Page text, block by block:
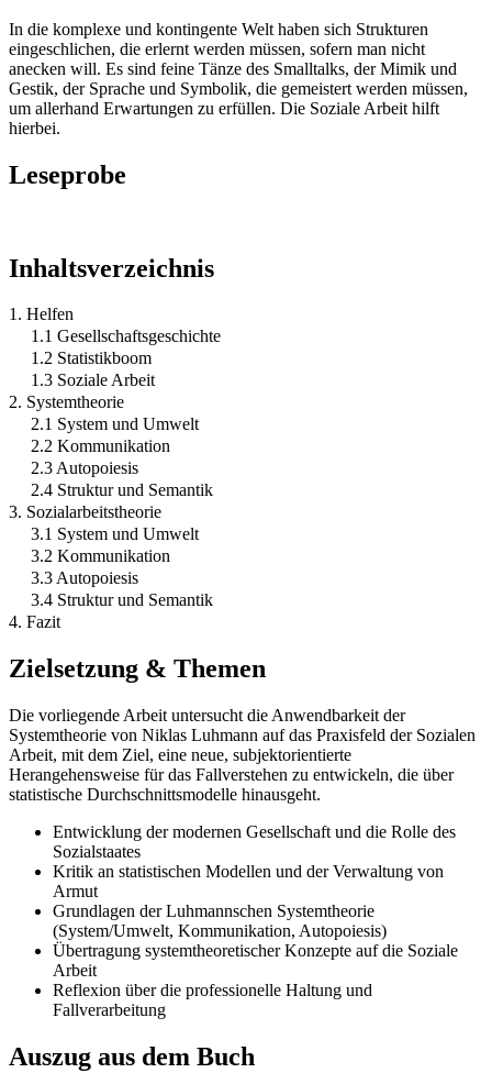
In die komplexe und kontingente Welt haben sich Strukturen
eingeschlichen, die erlernt werden müssen, sofern man nicht
anecken will. Es sind feine Tänze des Smalltalks, der Mimik und
Gestik, der Sprache und Symbolik, die gemeistert werden müssen,
um allerhand Erwartungen zu erfüllen. Die Soziale Arbeit hilft
hierbei.
Leseprobe
Inhaltsverzeichnis
1. Helfen
1.1 Gesellschaftsgeschichte
1.2 Statistikboom
1.3 Soziale Arbeit
2. Systemtheorie
2.1 System und Umwelt
2.2 Kommunikation
2.3 Autopoiesis
2.4 Struktur und Semantik
3. Sozialarbeitstheorie
3.1 System und Umwelt
3.2 Kommunikation
3.3 Autopoiesis
3.4 Struktur und Semantik
4. Fazit
Zielsetzung & Themen
Die vorliegende Arbeit untersucht die Anwendbarkeit der
Systemtheorie von Niklas Luhmann auf das Praxisfeld der Sozialen
Arbeit, mit dem Ziel, eine neue, subjektorientierte
Herangehensweise für das Fallverstehen zu entwickeln, die über
statistische Durchschnittsmodelle hinausgeht.
Entwicklung der modernen Gesellschaft und die Rolle des
Sozialstaates
Kritik an statistischen Modellen und der Verwaltung von
Armut
Grundlagen der Luhmannschen Systemtheorie
(System/Umwelt, Kommunikation, Autopoiesis)
Übertragung systemtheoretischer Konzepte auf die Soziale
Arbeit
Reflexion über die professionelle Haltung und
Fallverarbeitung
Auszug aus dem Buch